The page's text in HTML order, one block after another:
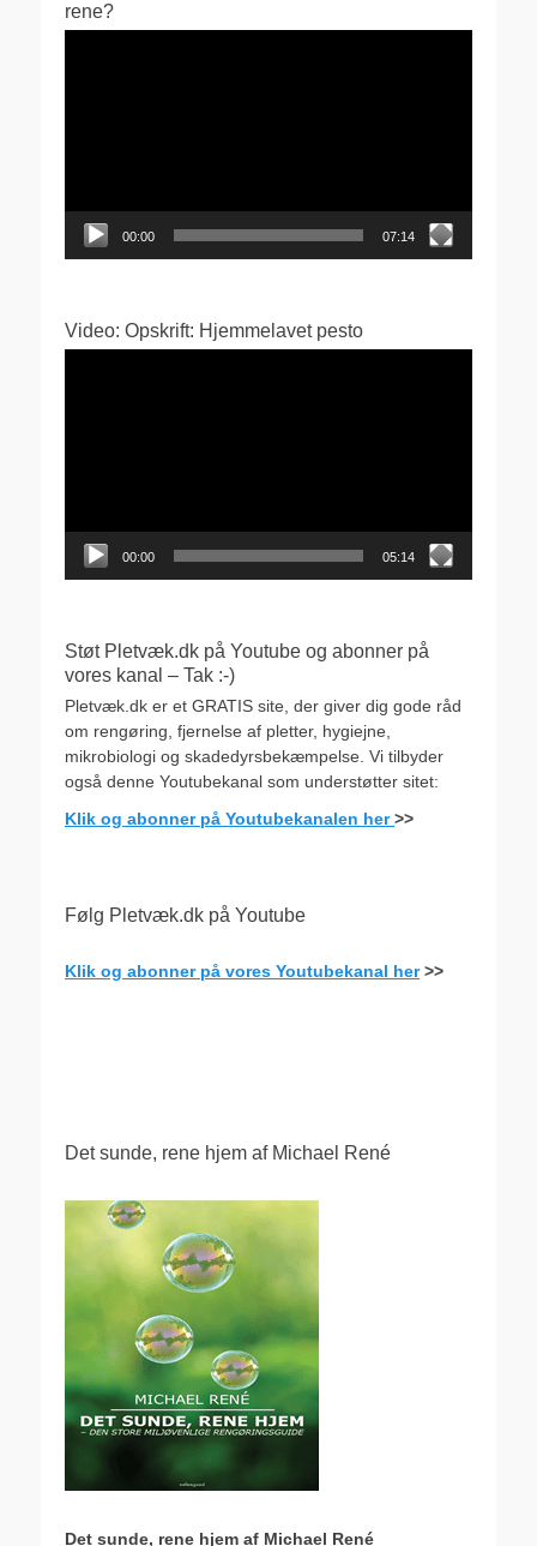
rene?
00:00 07:14
Video: Opskrift: Hjemmelavet pesto
00:00 05:14
Støt Pletvæk.dk på Youtube og abonner på
vores kanal – Tak :-)
Pletvæk.dk er et GRATIS site, der giver dig gode råd
om rengøring, fjernelse af pletter, hygiejne,
mikrobiologi og skadedyrsbekæmpelse. Vi tilbyder
også denne Youtubekanal som understøtter sitet:
Klik og abonner på Youtubekanalen her>>
Følg Pletvæk.dk på Youtube
Klik og abonner på vores Youtubekanal her>>
Det sunde, rene hjem af Michael René
Det sunde, rene hjem af Michael René